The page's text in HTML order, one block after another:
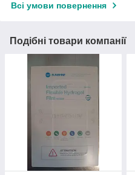
Всі умови повернення
Подібні товари компанії